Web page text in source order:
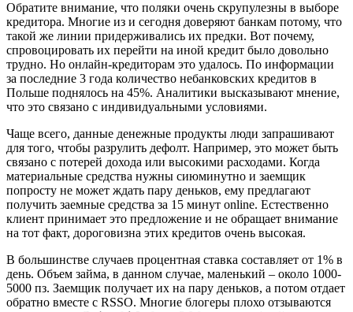
Обратите внимание, что поляки очень скрупулезны в выборе
кредитора. Многие из и сегодня доверяют банкам потому, что
такой же линии придерживались их предки. Вот почему,
спровоцировать их перейти на иной кредит было довольно
трудно. Но онлайн-кредиторам это удалось. По информации
за последние 3 года количество небанковских кредитов в
Польше поднялось на 45%. Аналитики высказывают мнение,
что это связано с индивидуальными условиями.
Чаще всего, данные денежные продукты люди запрашивают
для того, чтобы разрулить дефолт. Например, это может быть
связано с потерей дохода или высокими расходами. Когда
материальные средства нужны сиюминутно и заемщик
попросту не может ждать пару деньков, ему предлагают
получить заемные средства за 15 минут online. Естественно
клиент принимает это предложение и не обращает внимание
на тот факт, дороговизна этих кредитов очень высокая.
В большинстве случаев процентная ставка составляет от 1% в
день. Объем займа, в данном случае, маленький – около 1000-
5000 пз. Заемщик получает их на пару деньков, а потом отдает
обратно вместе с RSSO. Многие блогеры плохо отзываются